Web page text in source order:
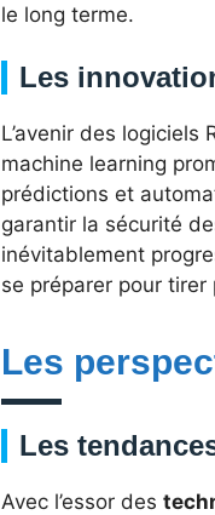
le long terme.
Les
L’avenir des logiciels
machine learning
prédictions et
garantir la sécurité
inévitablement
se préparer pour
Les
Les
Avec l’essor des